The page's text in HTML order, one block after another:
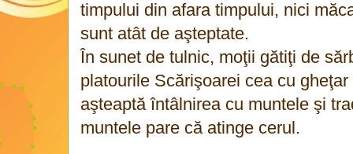
timpului din afara timpului, nici
sunt atât de aşteptate.
În sunet de tulnic, moţii gătiţi de
platourile Scărişoarei cea cu
aşteaptă întâlnirea cu muntele şi
muntele pare că atinge cerul.